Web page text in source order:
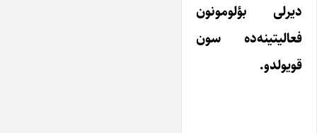
دیرلی بؤلومونون
فعالیتینه‌ده سون
قویولدو.